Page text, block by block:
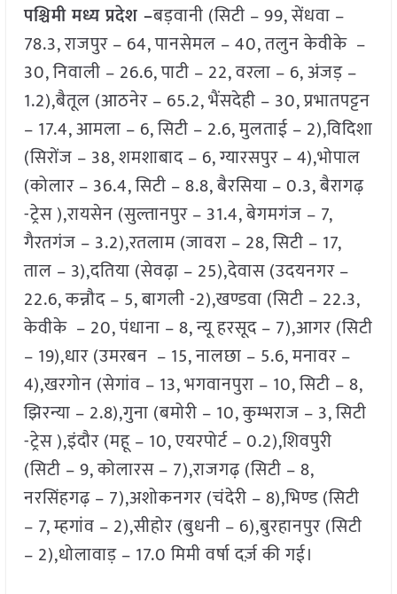
पश्चिमी मध्य प्रदेश –बड़वानी (सिटी – 99, सेंधवा –
78.3, राजपुर – 64, पानसेमल – 40, तलुन केवीके –
30, निवाली – 26.6, पाटी – 22, वरला – 6, अंजड़ –
1.2),बैतूल (आठनेर – 65.2, भैंसदेही – 30, प्रभातपट्टन
– 17.4, आमला – 6, सिटी – 2.6, मुलताई – 2),विदिशा
(सिरोंज – 38, शमशाबाद – 6, ग्यारसपुर – 4),भोपाल
(कोलार – 36.4, सिटी – 8.8, बैरसिया – 0.3, बैरागढ़
-ट्रेस ),रायसेन (सुल्तानपुर – 31.4, बेगमगंज – 7,
गैरतगंज – 3.2),रतलाम (जावरा – 28, सिटी – 17,
ताल – 3),दतिया (सेवढ़ा – 25),देवास (उदयनगर –
22.6, कन्नौद – 5, बागली -2),खण्डवा (सिटी – 22.3,
केवीके – 20, पंधाना – 8, न्यू हरसूद – 7),आगर (सिटी
– 19),धार (उमरबन – 15, नालछा – 5.6, मनावर –
4),खरगोन (सेगांव – 13, भगवानपुरा – 10, सिटी – 8,
झिरन्या – 2.8),गुना (बमोरी – 10, कुम्भराज – 3, सिटी
-ट्रेस ),इंदौर (महू – 10, एयरपोर्ट – 0.2),शिवपुरी
(सिटी – 9, कोलारस – 7),राजगढ़ (सिटी – 8,
नरसिंहगढ़ – 7),अशोकनगर (चंदेरी – 8),भिण्ड (सिटी
– 7, म्हगांव – 2),सीहोर (बुधनी – 6),बुरहानपुर (सिटी
– 2),धोलावाड़ – 17.0 मिमी वर्षा दर्ज़ की गई।